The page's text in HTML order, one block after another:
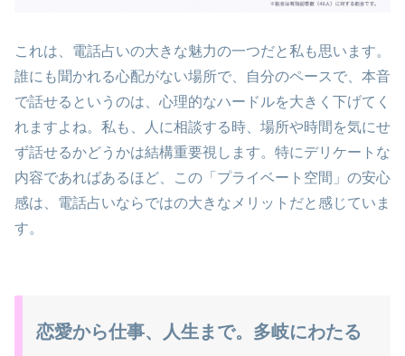
これは、電話占いの大きな魅力の一つだと私も思います。
誰にも聞かれる心配がない場所で、自分のペースで、本音
で話せるというのは、心理的なハードルを大きく下げてく
れますよね。私も、人に相談する時、場所や時間を気にせ
ず話せるかどうかは結構重要視します。特にデリケートな
内容であればあるほど、この「プライベート空間」の安心
感は、電話占いならではの大きなメリットだと感じていま
す。
恋愛から仕事、人生まで。多岐にわたる